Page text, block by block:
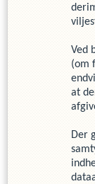
Ved
(om
at
Der